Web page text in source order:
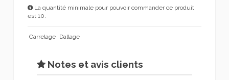
La quantité minimale pour pouvoir commander ce produit
est 10.
Carrelage Dallage
Notes et avis clients